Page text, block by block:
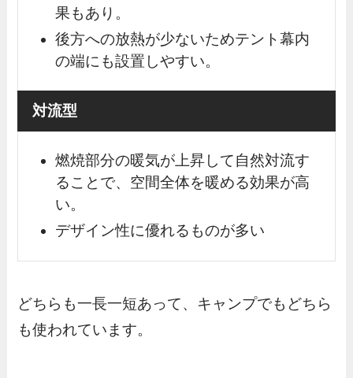
果もあり。
後方への放熱が少ないためテント幕内
の端にも設置しやすい。
対流型
燃焼部分の暖気が上昇して自然対流す
ることで、空間全体を暖める効果が高
い。
デザイン性に優れるものが多い
どちらも一長一短あって、キャンプでもどちら
も使われています。